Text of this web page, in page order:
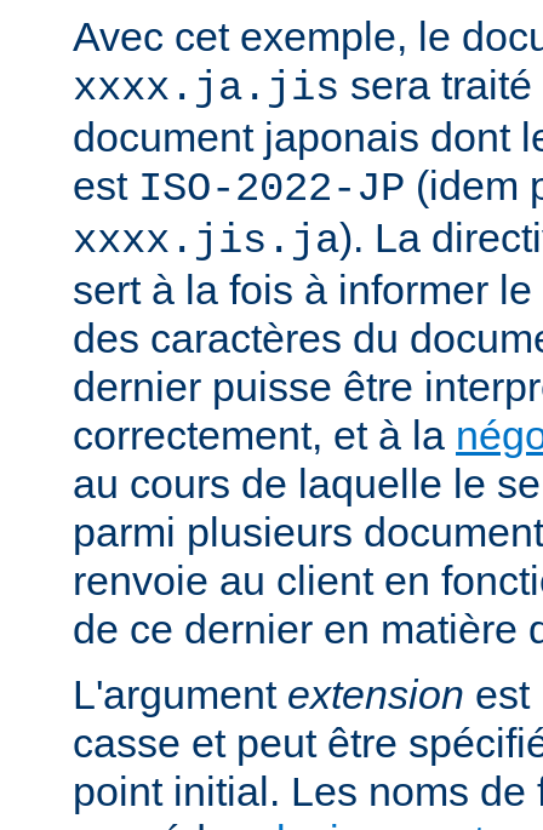
Avec cet exemple, le
xxxx.ja.jis sera
document japonais dont
est ISO-2022-JP (idem
xxxx.jis.ja). La
sert à la fois à informer
des caractères du
dernier puisse être
correctement, et à la
au cours de laquelle le
parmi plusieurs
renvoie au client en
de ce dernier en matière
L'argument extension est
casse et peut être
point initial. Les noms de